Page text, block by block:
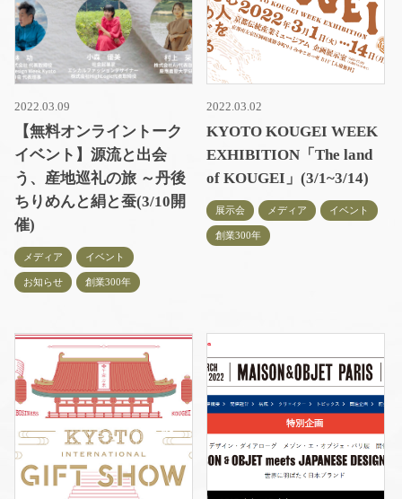
2022.03.09
【無料オンライントーク
イベント】源流と出会
う、産地巡礼の旅 ～丹後
ちりめんと絹と蚕(3/10開
催)
メディア イベント
お知らせ 創業300年
2022.03.02
KYOTO KOUGEI WEEK
EXHIBITION「The land
of KOUGEI」(3/1~3/14)
展示会 メディア イベント
創業300年